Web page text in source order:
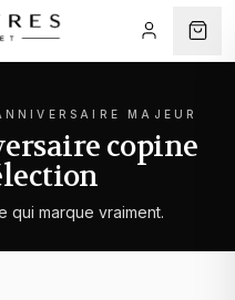
MAJEUR
copine
qui marque vraiment.